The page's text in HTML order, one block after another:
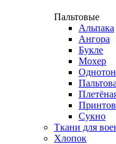
Пальтовые
Альпака
Ангора
Букле
Мохер
Сукно
Ткани для
Хлопок